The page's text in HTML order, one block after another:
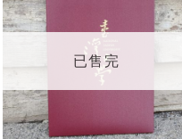
加入
「願
望輕
已售完